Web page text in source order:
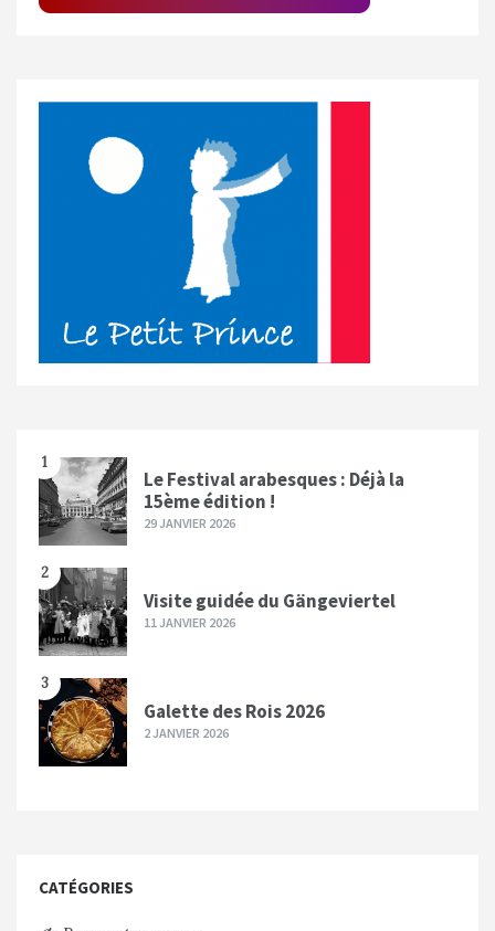
1
Le Festival arabesques : Déjà la
15ème édition !
29 JANVIER 2026
2
Visite guidée du Gängeviertel
11 JANVIER 2026
3
Galette des Rois 2026
2 JANVIER 2026
CATÉGORIES